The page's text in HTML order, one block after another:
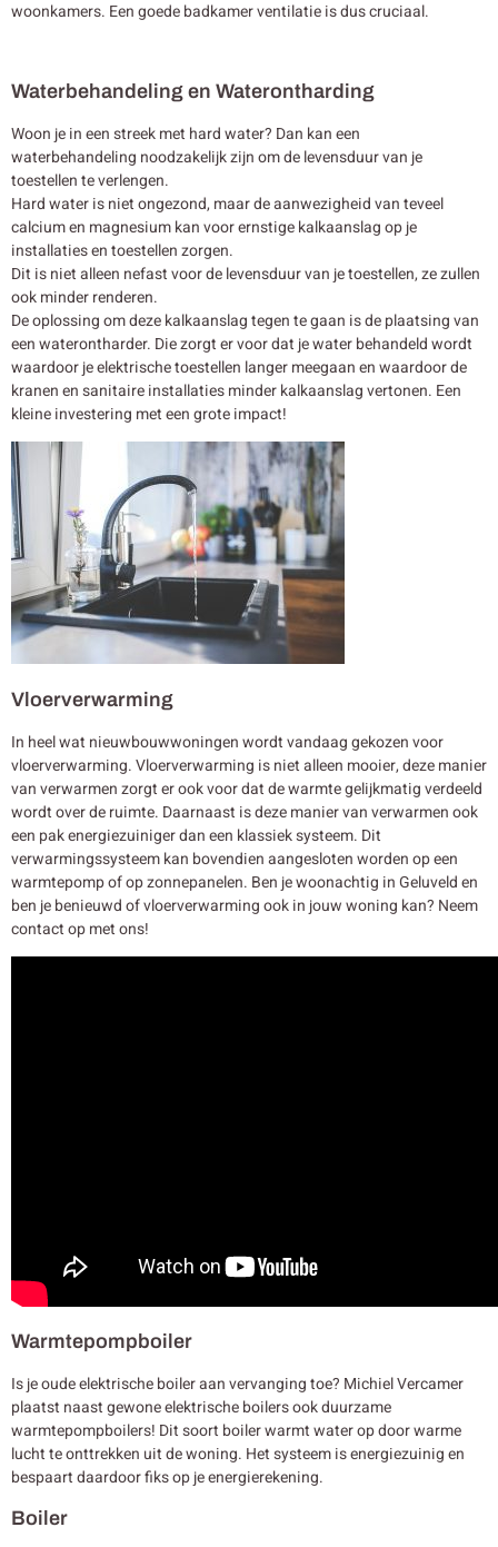
woonkamers. Een goede badkamer ventilatie is dus cruciaal.
Waterbehandeling en Waterontharding
Woon je in een streek met hard water? Dan kan een
waterbehandeling noodzakelijk zijn om de levensduur van je
toestellen te verlengen.
Hard water is niet ongezond, maar de aanwezigheid van teveel
calcium en magnesium kan voor ernstige kalkaanslag op je
installaties en toestellen zorgen.
Dit is niet alleen nefast voor de levensduur van je toestellen, ze zullen
ook minder renderen.
De oplossing om deze kalkaanslag tegen te gaan is de plaatsing van
een waterontharder. Die zorgt er voor dat je water behandeld wordt
waardoor je elektrische toestellen langer meegaan en waardoor de
kranen en sanitaire installaties minder kalkaanslag vertonen. Een
kleine investering met een grote impact!
Vloerverwarming
In heel wat nieuwbouwwoningen wordt vandaag gekozen voor
vloerverwarming. Vloerverwarming is niet alleen mooier, deze manier
van verwarmen zorgt er ook voor dat de warmte gelijkmatig verdeeld
wordt over de ruimte. Daarnaast is deze manier van verwarmen ook
een pak energiezuiniger dan een klassiek systeem. Dit
verwarmingssysteem kan bovendien aangesloten worden op een
warmtepomp of op zonnepanelen. Ben je woonachtig in Geluveld en
ben je benieuwd of vloerverwarming ook in jouw woning kan? Neem
contact op met ons!
Warmtepompboiler
Is je oude elektrische boiler aan vervanging toe? Michiel Vercamer
plaatst naast gewone elektrische boilers ook duurzame
warmtepompboilers! Dit soort boiler warmt water op door warme
lucht te onttrekken uit de woning. Het systeem is energiezuinig en
bespaart daardoor fiks op je energierekening.
Boiler